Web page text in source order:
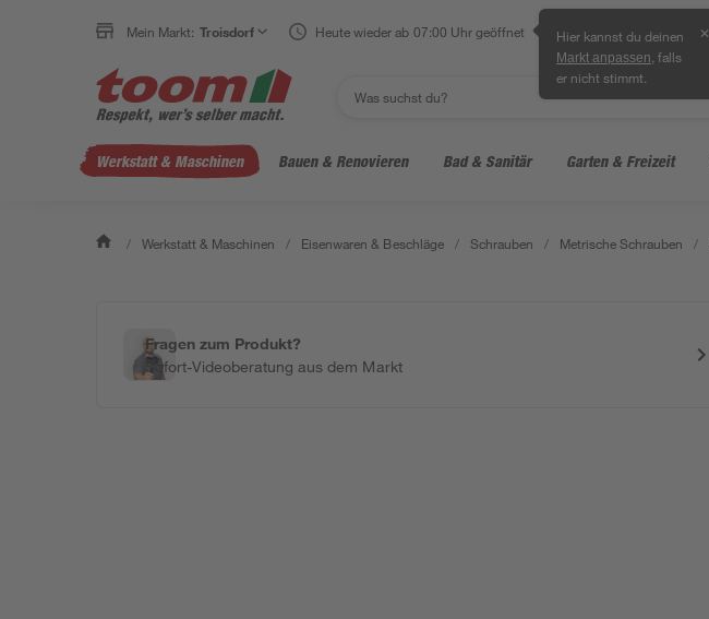
Mein Markt: Troisdorf Heute wieder ab 07:00 Uhr geöffnet Hier kannst du deinen
Markt anpassen , falls
er nicht stimmt.
✕
Werkstatt & Maschinen Bauen & Renovieren Bad & Sanitär Garten & Freizeit
/ Werkstatt & Maschinen / Eisenwaren & Beschläge / Schrauben / Metrische Schrauben /
Fragen zum Produkt?
Sofort-Videoberatung aus dem Markt